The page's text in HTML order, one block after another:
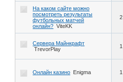
На каком сайте можно
посмотреть результаты
футбольных матчей
онлайн? ViteKK
2
Сервера Майнкрафт
TrevorPlay
1
Онлайн казино Enigma 1